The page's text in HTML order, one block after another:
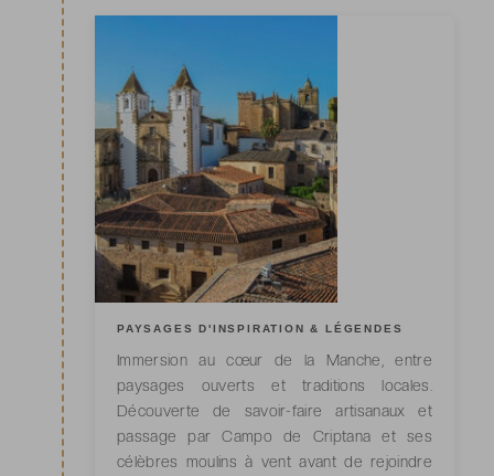
PAYSAGES D'INSPIRATION & LÉGENDES
Immersion au cœur de la Manche, entre
paysages ouverts et traditions locales.
Découverte de savoir-faire artisanaux et
passage par Campo de Criptana et ses
célèbres moulins à vent avant de rejoindre